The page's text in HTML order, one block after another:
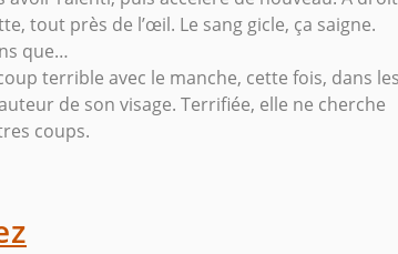
tout près de l’œil. Le sang gicle, ça saigne.
que…
terrible avec le manche, cette fois, dans les
de son visage. Terrifiée, elle ne cherche
coups.